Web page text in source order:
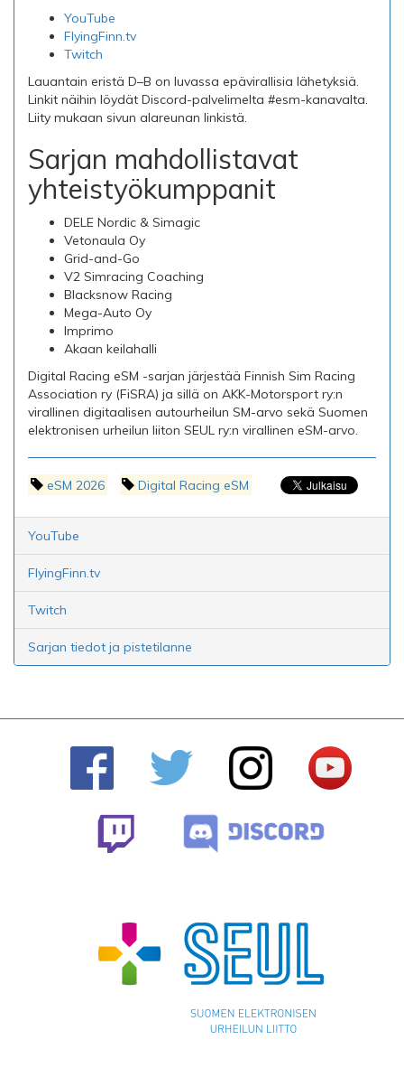
YouTube
FlyingFinn.tv
Twitch
Lauantain eristä D–B on luvassa epävirallisia lähetyksiä.
Linkit näihin löydät Discord-palvelimelta #esm-kanavalta.
Liity mukaan sivun alareunan linkistä.
Sarjan mahdollistavat
yhteistyökumppanit
DELE Nordic & Simagic
Vetonaula Oy
Grid-and-Go
V2 Simracing Coaching
Blacksnow Racing
Mega-Auto Oy
Imprimo
Akaan keilahalli
Digital Racing eSM -sarjan järjestää Finnish Sim Racing
Association ry (FiSRA) ja sillä on AKK-Motorsport ry:n
virallinen digitaalisen autourheilun SM-arvo sekä Suomen
elektronisen urheilun liiton SEUL ry:n virallinen eSM-arvo.
eSM 2026 Digital Racing eSM
YouTube
FlyingFinn.tv
Twitch
Sarjan tiedot ja pistetilanne